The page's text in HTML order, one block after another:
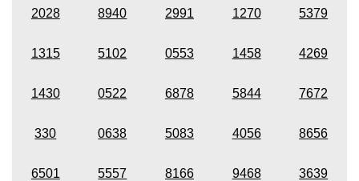
2028 8940 2991 1270 5379
1315 5102 0553 1458 4269
1430 0522 6878 5844 7672
330 0638 5083 4056 8656
6501 5557 8166 9468 3639